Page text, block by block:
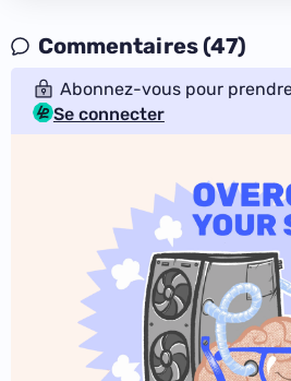
Commentaires (47)
Abonnez-vous pour
Se connecter